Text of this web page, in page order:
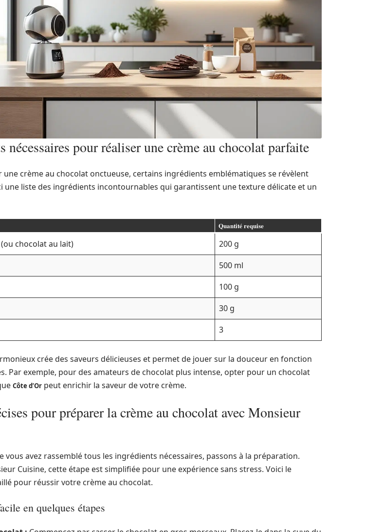
nécessaires pour réaliser une crème au chocolat parfaite
une crème au chocolat onctueuse, certains ingrédients emblématiques se révèlent
une liste des ingrédients incontournables qui garantissent une texture délicate et un
Quantité requise
chocolat au lait)
200 g
500 ml
100 g
30 g
3
crée des saveurs délicieuses et permet de jouer sur la douceur en fonction
Par exemple, pour des amateurs de chocolat plus intense, opter pour un chocolat
Côte d’Or peut enrichir la saveur de votre crème.
pour préparer la crème au chocolat avec Monsieur
vous avez rassemblé tous les ingrédients nécessaires, passons à la préparation.
Cuisine, cette étape est simplifiée pour une expérience sans stress. Voici le
pour réussir votre crème au chocolat.
en quelques étapes